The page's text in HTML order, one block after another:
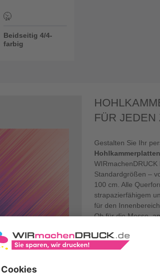
Beidseitig 4/4-
farbig
FÜR JEDEN
Gestalten Sie Ihr
Standardgrößen –
100 cm. Alle
strapazierfähigem
für den
Ob für dieMesse,
Hohlraumplatten
Werbefläche.